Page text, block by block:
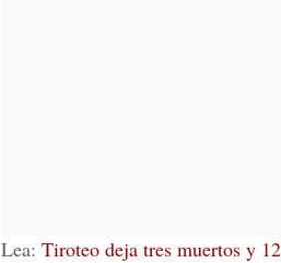
Lea: Tiroteo deja tres muertos y